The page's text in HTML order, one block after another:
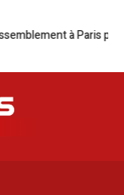
à Paris pour la